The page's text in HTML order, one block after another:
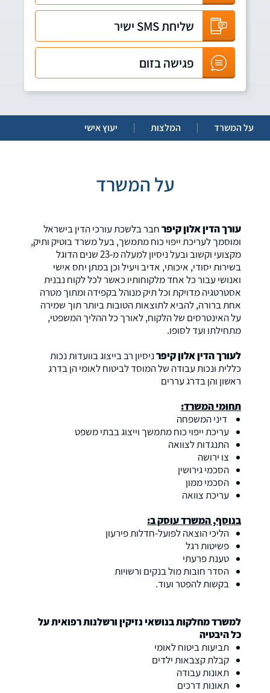
שליחת SMS ישיר
פגישה בזום
על המשרד המלצות יעוץ אישי
על המשרד
עורך הדין אלון קיפרחבר בלשכת עורכי הדין בישראל
ומוסמך לעריכת ייפוי כוח מתמשך, בעל משרד בוטיק ותיק,
מקצועי וקשוב ובעל ניסיון למעלה מ-23 שנים הדוגל
בשירות יסודי, איכותי, אדיב ויעיל וכן במתן יחס אישי
ואנושי עבור כל אחד מלקוחותיו כאשר לכל לקוח נבנית
אסטרטגיה מדויקת וכל תיק מנוהל בקפידה ומתוך מטרה
אחת ברורה, להביא לתוצאות הטובות ביותר תוך שמירה
על האינטרסים של הלקוח, לאורך כל ההליך המשפטי,
מתחילתו ועד לסופו.
לעורך הדין אלון קיפרניסיון רב בייצוג בוועדות נכות
כללית ונכות עבודה של המוסד לביטוח לאומי הן בדרג
ראשון והן בדרג עררים
תחומי המשרד:
דיני המשפחה
עריכת ייפוי כוח מתמשך וייצוג בבתי משפט
התנגדות לצוואה
צו ירושה
הסכמי גירושין
הסכמי ממון
עריכת צוואה
בנוסף, המשרד עוסק ב:
הליכי הוצאה לפועל-חדלות פירעון
פשיטות רגל
טענת פרעתי
הסדר חובות מול בנקים ורשויות
בקשות להפטר ועוד.
למשרד מחלקות בנושאי נזיקין ורשלנות רפואית על
כל היבטיה
תביעות ביטוח לאומי
קבלת קצבאות ילדים
תאונות עבודה
תאונות דרכים